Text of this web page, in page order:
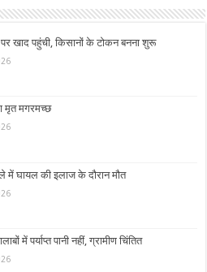
पर खाद पहुंची, किसानों के टोकन बनना शुरू
मृत मगरमच्छ
में घायल की इलाज के दौरान मौत
में पर्याप्त पानी नहीं, ग्रामीण चिंतित